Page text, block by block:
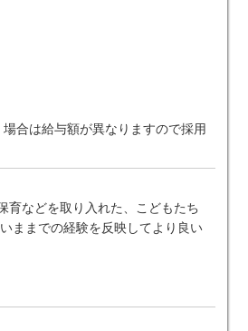
合は給与額が異なりますので採用
育などを取り入れた、こどもたち
ままでの経験を反映してより良い